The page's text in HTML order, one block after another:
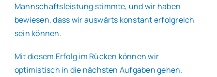
Mannschaftsleistung stimmte, und wir haben
bewiesen, dass wir auswärts konstant erfolgreich
sein können.
Mit diesem Erfolg im Rücken können wir
optimistisch in die nächsten Aufgaben gehen.